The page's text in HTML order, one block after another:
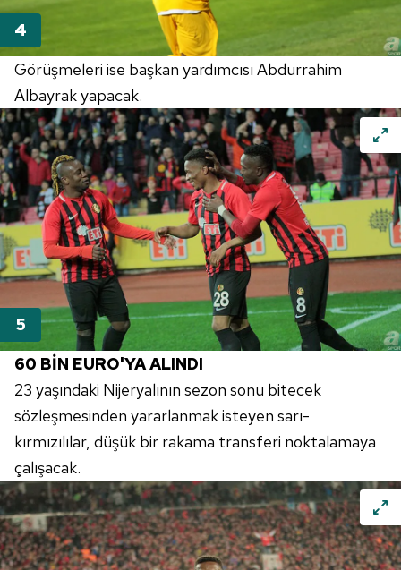
Görüşmeleri ise başkan yardımcısı Abdurrahim
Albayrak yapacak.
60 BİN EURO'YA ALINDI
23 yaşındaki Nijeryalının sezon sonu bitecek
sözleşmesinden yararlanmak isteyen sarı-
kırmızılılar, düşük bir rakama transferi noktalamaya
çalışacak.